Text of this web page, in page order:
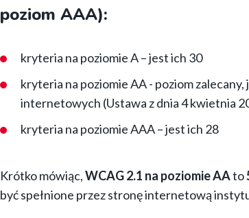
poziom AAA):
kryteria na poziomie A – jest ich 30
kryteria na poziomie AA - poziom
internetowych (Ustawa z dnia 4 kwietnia
kryteria na poziomie AAA – jest ich 28
Krótko mówiąc,WCAG 2.1 na poziomie AAto
być spełnione przez stronę internetową